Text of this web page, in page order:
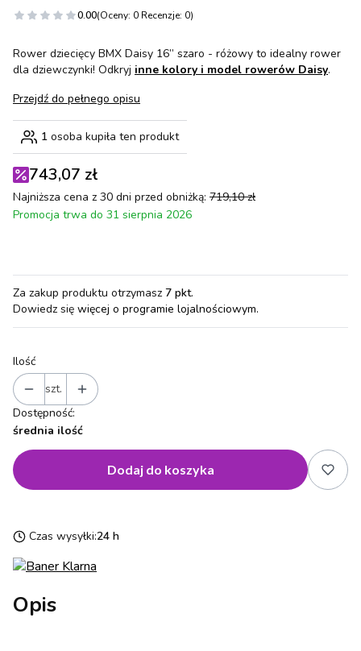
0.00(Oceny: 0 Recenzje: 0)
Rower dziecięcy BMX Daisy 16” szaro - różowy to idealny rower
dla dziewczynki! Odkryj inne kolory i model rowerów Daisy.
Przejdź do pełnego opisu
1 osoba kupiła ten produkt
743,07 zł
Najniższa cena z 30 dni przed obniżką: 719,10 zł
Promocja trwa do 31 sierpnia 2026
Za zakup produktu otrzymasz 7 pkt.
Dowiedz się więcej o programie lojalnościowym.
Ilość
szt.
Dostępność:
średnia ilość
Dodaj do koszyka
Czas wysyłki:24 h
Opis